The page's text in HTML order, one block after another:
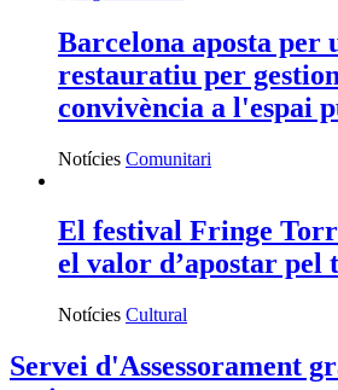
Barcelona aposta per
restauratiu per
convivència a l'espai
Notícies Comunitari
El festival Fringe
el valor d’apostar pel
Notícies Cultural
Servei d'Assessorament